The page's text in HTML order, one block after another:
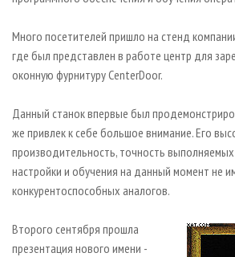
Много посетителей пришло на стенд компании
где был представлен в работе центр для
оконную фурнитуру CenterDoor.
Данный станок впервые был
же привлек к себе большое внимание. Его
производительность, точность
настройки и обучения на данный момент не
конкурентоспособных аналогов.
Второго сентября прошла
презентация нового имени -